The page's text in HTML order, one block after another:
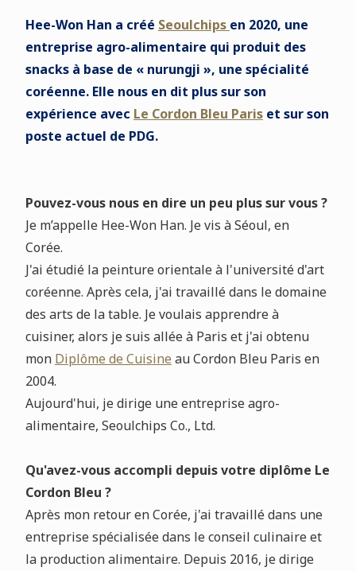
Hee-Won Han a créé Seoulchips en 2020, une
entreprise agro-alimentaire qui produit des
snacks à base de « nurungji », une spécialité
coréenne. Elle nous en dit plus sur son
expérience avec Le Cordon Bleu Pariset sur son
poste actuel de PDG.
Pouvez-vous nous en dire un peu plus sur vous ?
Je m’appelle Hee-Won Han. Je vis à Séoul, en
Corée.
J'ai étudié la peinture orientale à l'université d'art
coréenne. Après cela, j'ai travaillé dans le domaine
des arts de la table. Je voulais apprendre à
cuisiner, alors je suis allée à Paris et j'ai obtenu
mon Diplôme de Cuisine au Cordon Bleu Paris en
2004.
Aujourd'hui, je dirige une entreprise agro-
alimentaire, Seoulchips Co., Ltd.
Qu'avez-vous accompli depuis votre diplôme Le
Cordon Bleu ?
Après mon retour en Corée, j'ai travaillé dans une
entreprise spécialisée dans le conseil culinaire et
la production alimentaire. Depuis 2016, je dirige